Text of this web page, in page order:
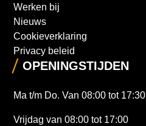
Werken bij
Nieuws
Cookieverklaring
Privacy beleid
OPENINGSTIJDEN
Ma t/m Do. Van 08:00 tot 17:30
Vrijdag van 08:00 tot 17:00